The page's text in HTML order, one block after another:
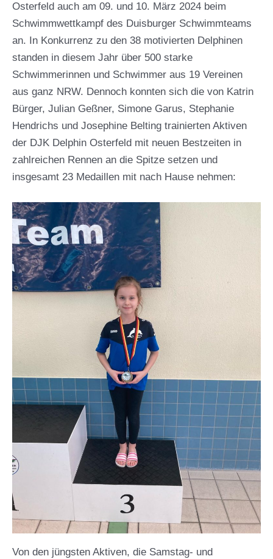
Osterfeld auch am 09. und 10. März 2024 beim
Schwimmwettkampf des Duisburger Schwimmteams
an. In Konkurrenz zu den 38 motivierten Delphinen
standen in diesem Jahr über 500 starke
Schwimmerinnen und Schwimmer aus 19 Vereinen
aus ganz NRW. Dennoch konnten sich die von Katrin
Bürger, Julian Geßner, Simone Garus, Stephanie
Hendrichs und Josephine Belting trainierten Aktiven
der DJK Delphin Osterfeld mit neuen Bestzeiten in
zahlreichen Rennen an die Spitze setzen und
insgesamt 23 Medaillen mit nach Hause nehmen:
Von den jüngsten Aktiven, die Samstag- und